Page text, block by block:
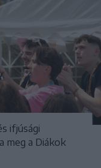
ifjúsági
meg a Diákok